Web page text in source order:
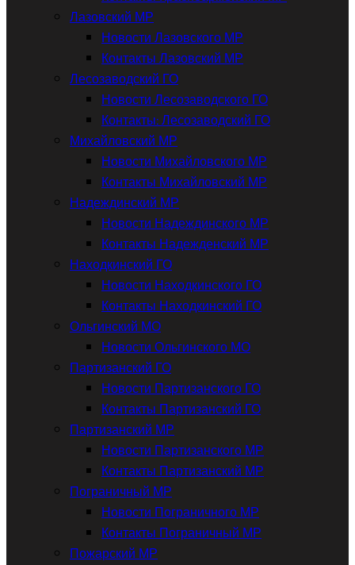
Лазовский МР
Новости Лазовского МР
Контакты Лазовский МР
Лесозаводский ГО
Новости Лесозаводского ГО
Контакты: Лесозаводский ГО
Михайловский МР
Новости Михайловского МР
Контакты Михайловский МР
Надеждинский МР
Новости Надеждинского МР
Контакты Надежденский МР
Находкинский ГО
Новости Находкинского ГО
Контакты Находкинский ГО
Ольгинский МО
Новости Ольгинского МО
Партизанский ГО
Новости Партизанского ГО
Контакты Партизанский ГО
Партизанский МР
Новости Партизанского МР
Контакты Партизанский МР
Пограничный МР
Новости Пограничного МР
Контакты Пограничный МР
Пожарский МР